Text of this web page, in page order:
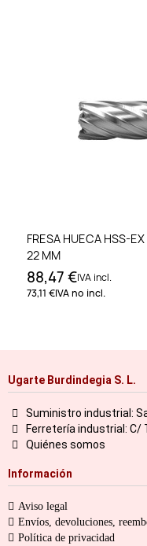
FRESA HUECA HSS-
22 MM
88,47 €IVA incl.
73,11 €IVA no incl.
Ugarte Burdindegia S. L.
Suministro industrial:
Ferretería industrial: C/
Quiénes somos
Información
Aviso legal
Envíos, devoluciones,
Política de privacidad